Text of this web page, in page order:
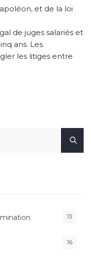
et de la loi
de juges salariés et
ans. Les
les litiges entre
13
16